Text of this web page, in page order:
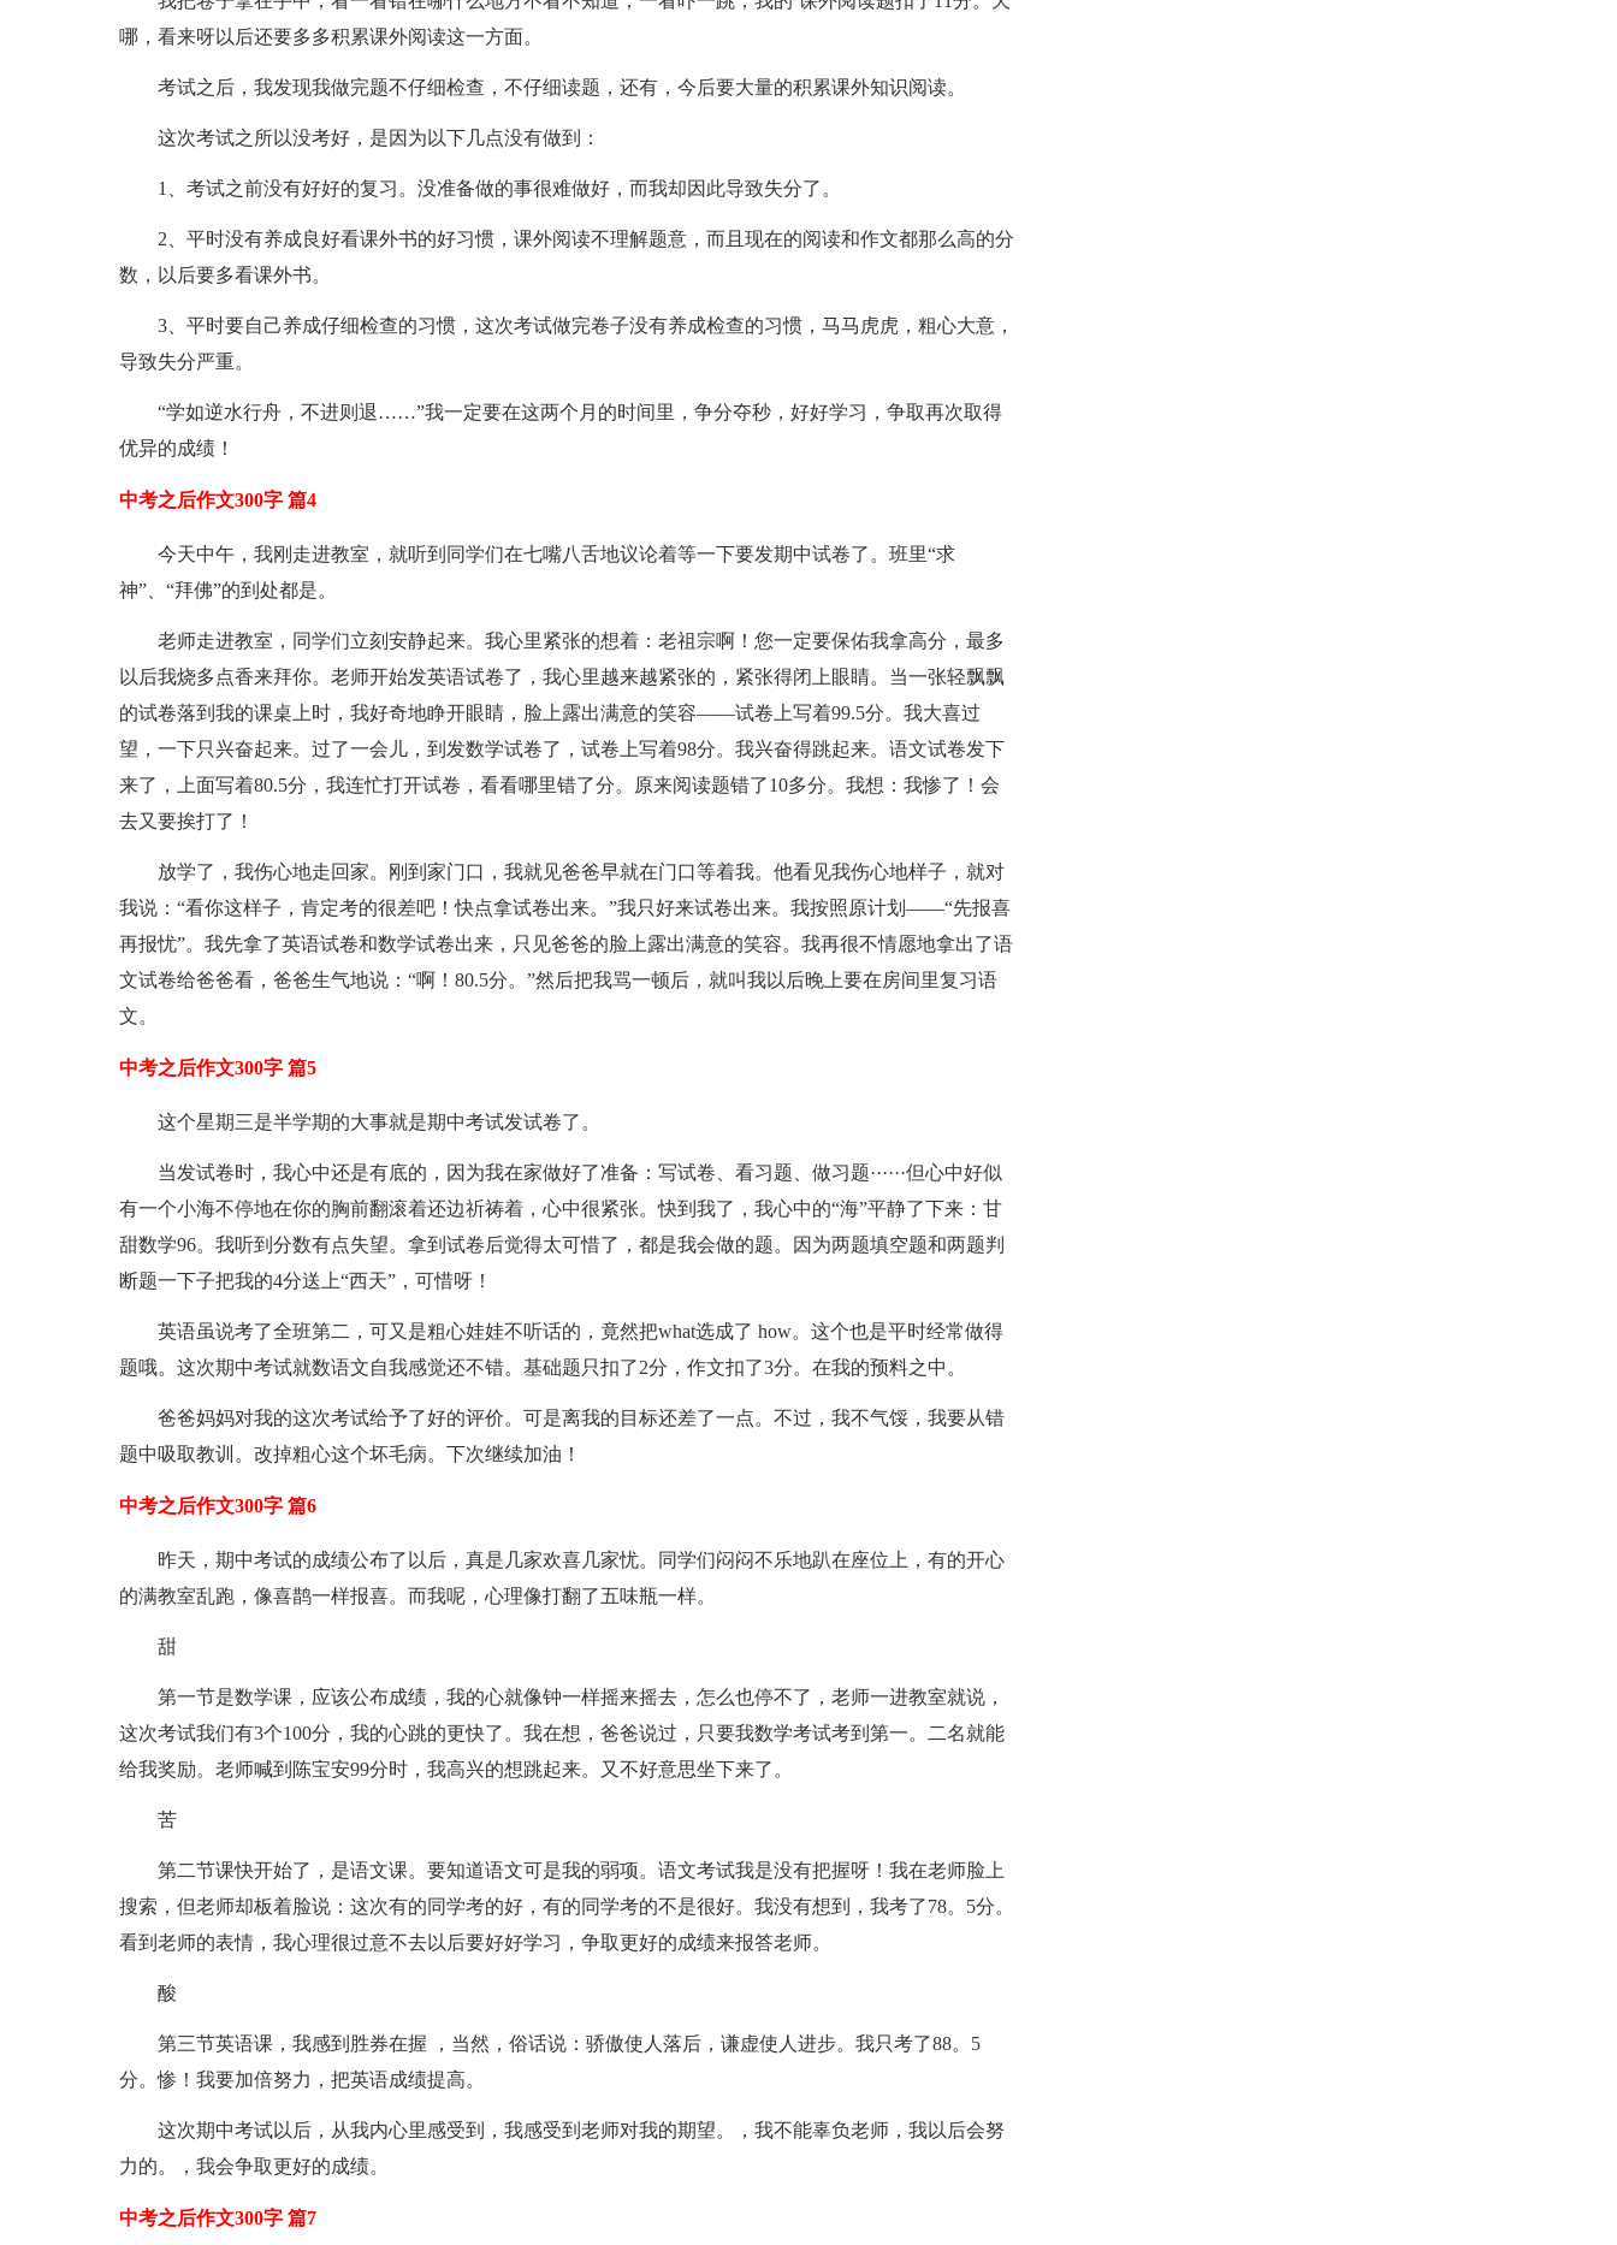
哪，看来呀以后还要多多积累课外阅读这一方面。
考试之后，我发现我做完题不仔细检查，不仔细读题，还有，今后要大量的积累课外知识阅读。
这次考试之所以没考好，是因为以下几点没有做到：
1、考试之前没有好好的复习。没准备做的事很难做好，而我却因此导致失分了。
2、平时没有养成良好看课外书的好习惯，课外阅读不理解题意，而且现在的阅读和作文都那么高的分
数，以后要多看课外书。
3、平时要自己养成仔细检查的习惯，这次考试做完卷子没有养成检查的习惯，马马虎虎，粗心大意，
导致失分严重。
“学如逆水行舟，不进则退……”我一定要在这两个月的时间里，争分夺秒，好好学习，争取再次取得
优异的成绩！
中考之后作文300字 篇4
今天中午，我刚走进教室，就听到同学们在七嘴八舌地议论着等一下要发期中试卷了。班里“求
神”、“拜佛”的到处都是。
老师走进教室，同学们立刻安静起来。我心里紧张的想着：老祖宗啊！您一定要保佑我拿高分，最多
以后我烧多点香来拜你。老师开始发英语试卷了，我心里越来越紧张的，紧张得闭上眼睛。当一张轻飘飘
的试卷落到我的课桌上时，我好奇地睁开眼睛，脸上露出满意的笑容——试卷上写着99.5分。我大喜过
望，一下只兴奋起来。过了一会儿，到发数学试卷了，试卷上写着98分。我兴奋得跳起来。语文试卷发下
来了，上面写着80.5分，我连忙打开试卷，看看哪里错了分。原来阅读题错了10多分。我想：我惨了！会
去又要挨打了！
放学了，我伤心地走回家。刚到家门口，我就见爸爸早就在门口等着我。他看见我伤心地样子，就对
我说：“看你这样子，肯定考的很差吧！快点拿试卷出来。”我只好来试卷出来。我按照原计划——“先报喜
再报忧”。我先拿了英语试卷和数学试卷出来，只见爸爸的脸上露出满意的笑容。我再很不情愿地拿出了语
文试卷给爸爸看，爸爸生气地说：“啊！80.5分。”然后把我骂一顿后，就叫我以后晚上要在房间里复习语
文。
中考之后作文300字 篇5
这个星期三是半学期的大事就是期中考试发试卷了。
当发试卷时，我心中还是有底的，因为我在家做好了准备：写试卷、看习题、做习题······但心中好似
有一个小海不停地在你的胸前翻滚着还边祈祷着，心中很紧张。快到我了，我心中的“海”平静了下来：甘
甜数学96。我听到分数有点失望。拿到试卷后觉得太可惜了，都是我会做的题。因为两题填空题和两题判
断题一下子把我的4分送上“西天”，可惜呀！
英语虽说考了全班第二，可又是粗心娃娃不听话的，竟然把what选成了 how。这个也是平时经常做得
题哦。这次期中考试就数语文自我感觉还不错。基础题只扣了2分，作文扣了3分。在我的预料之中。
爸爸妈妈对我的这次考试给予了好的评价。可是离我的目标还差了一点。不过，我不气馁，我要从错
题中吸取教训。改掉粗心这个坏毛病。下次继续加油！
中考之后作文300字 篇6
昨天，期中考试的成绩公布了以后，真是几家欢喜几家忧。同学们闷闷不乐地趴在座位上，有的开心
的满教室乱跑，像喜鹊一样报喜。而我呢，心理像打翻了五味瓶一样。
甜
第一节是数学课，应该公布成绩，我的心就像钟一样摇来摇去，怎么也停不了，老师一进教室就说，
这次考试我们有3个100分，我的心跳的更快了。我在想，爸爸说过，只要我数学考试考到第一。二名就能
给我奖励。老师喊到陈宝安99分时，我高兴的想跳起来。又不好意思坐下来了。
苦
第二节课快开始了，是语文课。要知道语文可是我的弱项。语文考试我是没有把握呀！我在老师脸上
搜索，但老师却板着脸说：这次有的同学考的好，有的同学考的不是很好。我没有想到，我考了78。5分。
看到老师的表情，我心理很过意不去以后要好好学习，争取更好的成绩来报答老师。
酸
第三节英语课，我感到胜券在握 ，当然，俗话说：骄傲使人落后，谦虚使人进步。我只考了88。5
分。惨！我要加倍努力，把英语成绩提高。
这次期中考试以后，从我内心里感受到，我感受到老师对我的期望。，我不能辜负老师，我以后会努
力的。，我会争取更好的成绩。
中考之后作文300字 篇7